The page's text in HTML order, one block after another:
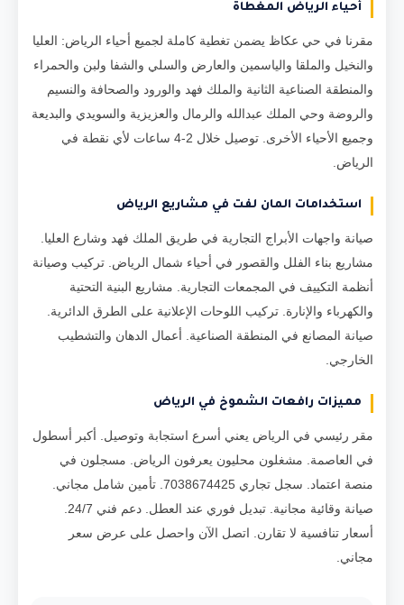
أحياء الرياض المغطاة
مقرنا في حي عكاظ يضمن تغطية كاملة لجميع أحياء الرياض: العليا
والنخيل والملقا والياسمين والعارض والسلي والشفا ولبن والحمراء
والمنطقة الصناعية الثانية والملك فهد والورود والصحافة والنسيم
والروضة وحي الملك عبدالله والرمال والعزيزية والسويدي والبديعة
وجميع الأحياء الأخرى. توصيل خلال 2-4 ساعات لأي نقطة في
الرياض.
استخدامات المان لفت في مشاريع الرياض
صيانة واجهات الأبراج التجارية في طريق الملك فهد وشارع العليا.
مشاريع بناء الفلل والقصور في أحياء شمال الرياض. تركيب وصيانة
أنظمة التكييف في المجمعات التجارية. مشاريع البنية التحتية
والكهرباء والإنارة. تركيب اللوحات الإعلانية على الطرق الدائرية.
صيانة المصانع في المنطقة الصناعية. أعمال الدهان والتشطيب
الخارجي.
مميزات رافعات الشموخ في الرياض
مقر رئيسي في الرياض يعني أسرع استجابة وتوصيل. أكبر أسطول
في العاصمة. مشغلون محليون يعرفون الرياض. مسجلون في
منصة اعتماد. سجل تجاري 7038674425. تأمين شامل مجاني.
أسعار تنافسية لا تقارن. اتصل الآن واحصل على عرض سعر
مجاني.